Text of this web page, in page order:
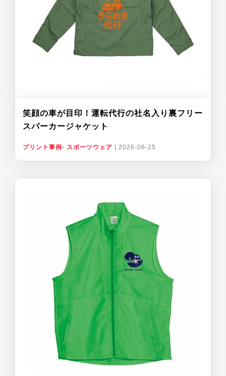
笑顔の車が目印！運転代行の社名入り裏フリー
スパーカージャケット
プリント事例- スポーツウェア 2026-06-25